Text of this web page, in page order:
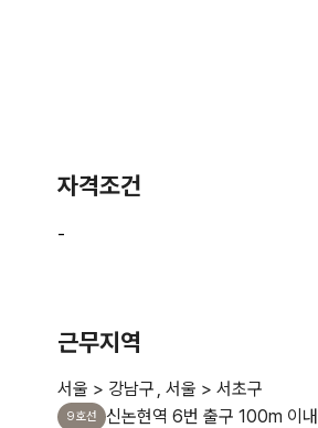
자격조건
근무지역
서울 > 강남구 서울 > 서초구
9호선 신논현역 6번 출구 100m 이내